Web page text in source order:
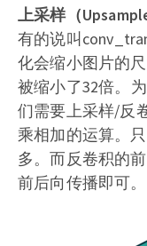
上采样（
有的说叫
化会缩小图片的
被缩小了32倍。
们需要上采样/反
乘相加的运算。
多。而反卷积的
前后向传播即可